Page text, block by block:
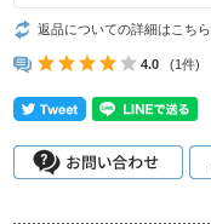
返品についての詳細はこちら
4.0 (1件)